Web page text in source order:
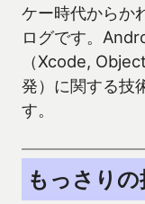
ケー時代からか
ログです。
（Xcode,
発）に関する技
す。
もっさり